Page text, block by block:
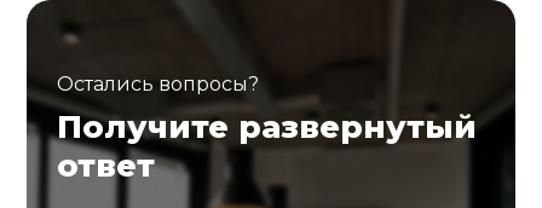
Остались вопросы?
Получите развернутый
ответ